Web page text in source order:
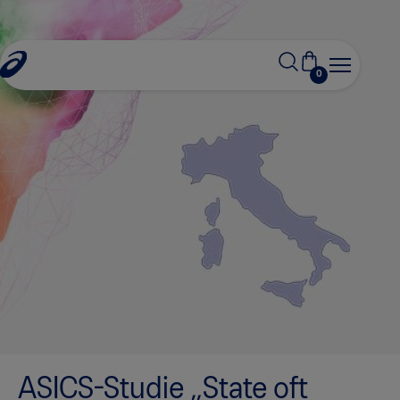
0
ASICS-Studie „State oft